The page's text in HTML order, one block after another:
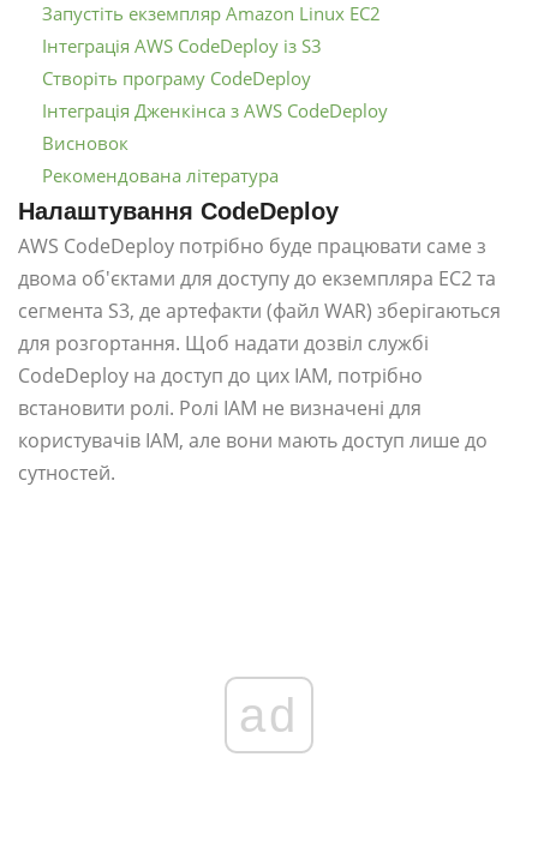
Запустіть екземпляр Amazon Linux EC2
Інтеграція AWS CodeDeploy із S3
Створіть програму CodeDeploy
Інтеграція Дженкінса з AWS CodeDeploy
Висновок
Рекомендована література
Налаштування CodeDeploy
AWS CodeDeploy потрібно буде працювати саме з
двома об'єктами для доступу до екземпляра EC2 та
сегмента S3, де артефакти (файл WAR) зберігаються
для розгортання. Щоб надати дозвіл службі
CodeDeploy на доступ до цих IAM, потрібно
встановити ролі. Ролі IAM не визначені для
користувачів IAM, але вони мають доступ лише до
сутностей.
ad